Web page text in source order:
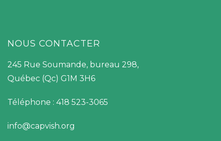
NOUS CONTACTER
245 Rue Soumande, bureau 298,
Québec (Qc) G1M 3H6
Téléphone : 418 523-3065
info@capvish.org